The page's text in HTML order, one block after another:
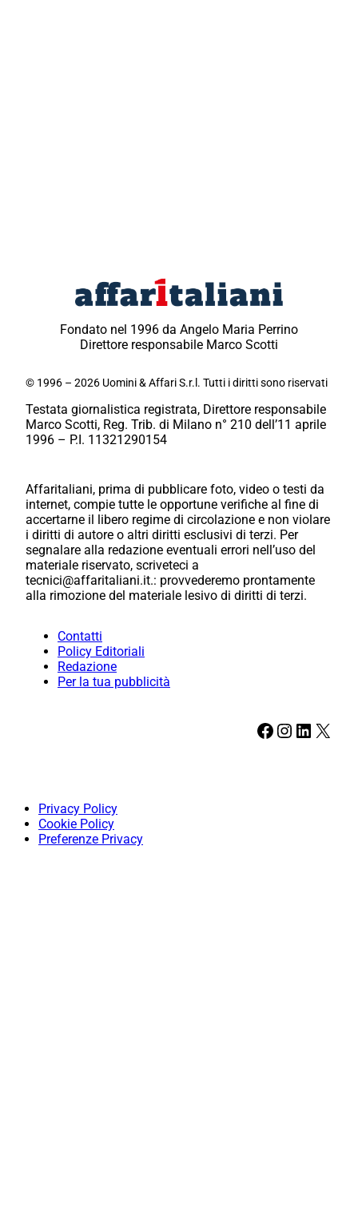
Fondato nel 1996 da Angelo Maria Perrino
Direttore responsabile Marco Scotti
© 1996 – 2026 Uomini & Affari S.r.l. Tutti i diritti sono riservati
Testata giornalistica registrata, Direttore responsabile
Marco Scotti, Reg. Trib. di Milano n° 210 dell’11 aprile
1996 – P.I. 11321290154
Affaritaliani, prima di pubblicare foto, video o testi da
internet, compie tutte le opportune verifiche al fine di
accertarne il libero regime di circolazione e non violare
i diritti di autore o altri diritti esclusivi di terzi. Per
segnalare alla redazione eventuali errori nell’uso del
materiale riservato, scriveteci a
tecnici@affaritaliani.it.: provvederemo prontamente
alla rimozione del materiale lesivo di diritti di terzi.
Contatti
Policy Editoriali
Redazione
Per la tua pubblicità
Facebook Instagram LinkedIn X
Privacy Policy
Cookie Policy
Preferenze Privacy